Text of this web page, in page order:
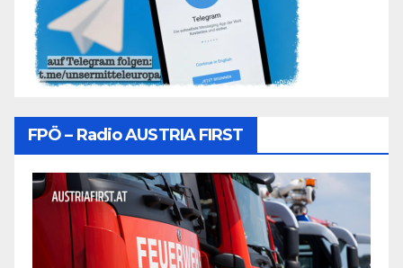
FPÖ – Radio AUSTRIA FIRST